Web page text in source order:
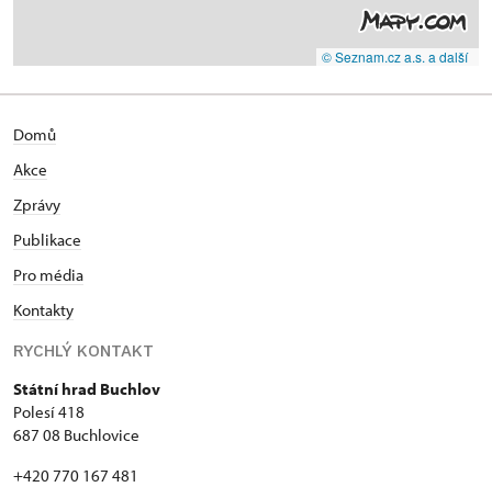
© Seznam.cz a.s. a další
Domů
Akce
Zprávy
Publikace
Pro média
Kontakty
RYCHLÝ KONTAKT
Státní hrad Buchlov
Polesí 418
687 08 Buchlovice
+420 770 167 481